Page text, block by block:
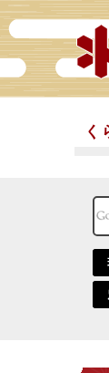
く